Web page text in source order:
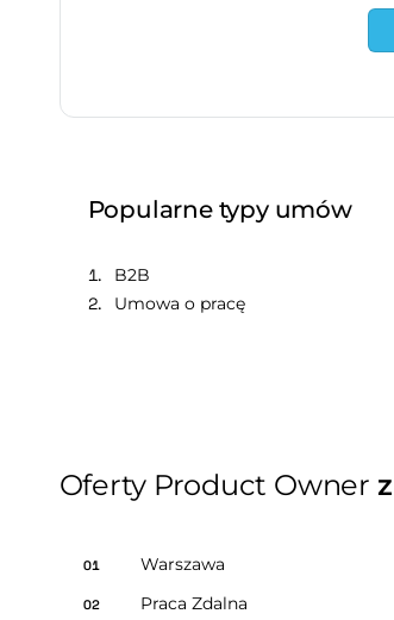
Popularne typy umów
B2B
Umowa o pracę
Oferty Product Owner
01 Warszawa
02 Praca Zdalna